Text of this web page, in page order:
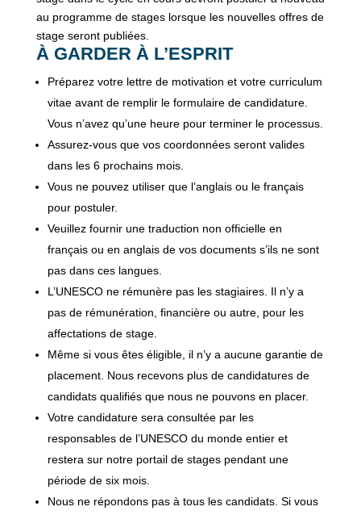
au programme de stages lorsque les nouvelles offres de
stage seront publiées.
À GARDER À L’ESPRIT
Préparez votre lettre de motivation et votre curriculum
vitae avant de remplir le formulaire de candidature.
Vous n’avez qu’une heure pour terminer le processus.
Assurez-vous que vos coordonnées seront valides
dans les 6 prochains mois.
Vous ne pouvez utiliser que l’anglais ou le français
pour postuler.
Veuillez fournir une traduction non officielle en
français ou en anglais de vos documents s’ils ne sont
pas dans ces langues.
L’UNESCO ne rémunère pas les stagiaires. Il n’y a
pas de rémunération, financière ou autre, pour les
affectations de stage.
Même si vous êtes éligible, il n’y a aucune garantie de
placement. Nous recevons plus de candidatures de
candidats qualifiés que nous ne pouvons en placer.
Votre candidature sera consultée par les
responsables de l’UNESCO du monde entier et
restera sur notre portail de stages pendant une
période de six mois.
Nous ne répondons pas à tous les candidats. Si vous